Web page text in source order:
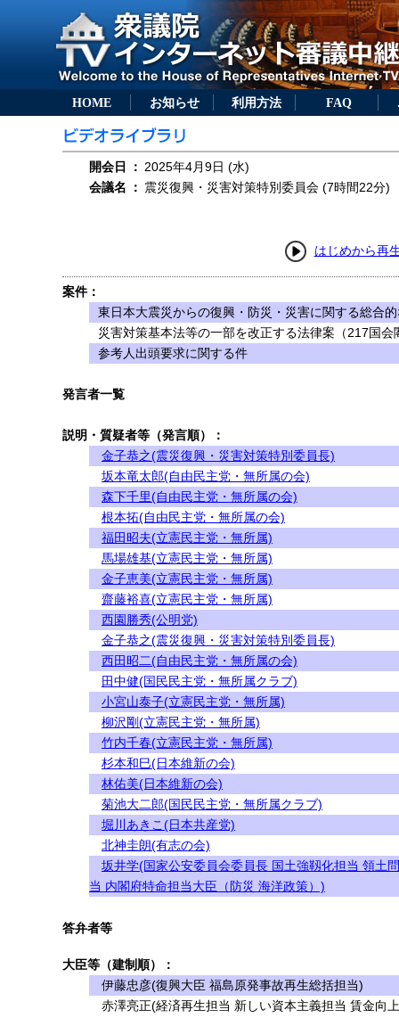
HOME お知らせ 利用方法 FAQ
開会日 ： 2025年4月9日 (水)
会議名
： 震災復興・災害対策特別委員会 (7時間22分)
はじめから再
案件：
東日本大震災からの復興・防災・災害に関する総合
災害対策基本法等の一部を改正する法律案（217国会
参考人出頭要求に関する件
発言者一覧
説明・質疑者等（発言順）：
金子恭之(震災復興・災害対策特別委員長)
坂本竜太郎(自由民主党・無所属の会)
森下千里(自由民主党・無所属の会)
根本拓(自由民主党・無所属の会)
福田昭夫(立憲民主党・無所属)
馬場雄基(立憲民主党・無所属)
金子恵美(立憲民主党・無所属)
齋藤裕喜(立憲民主党・無所属)
西園勝秀(公明党)
金子恭之(震災復興・災害対策特別委員長)
西田昭二(自由民主党・無所属の会)
田中健(国民民主党・無所属クラブ)
小宮山泰子(立憲民主党・無所属)
柳沢剛(立憲民主党・無所属)
竹内千春(立憲民主党・無所属)
杉本和巳(日本維新の会)
林佑美(日本維新の会)
菊池大二郎(国民民主党・無所属クラブ)
堀川あきこ(日本共産党)
北神圭朗(有志の会)
坂井学(国家公安委員会委員長 国土強靱化担当 領土
当 内閣府特命担当大臣（防災 海洋政策）)
答弁者等
大臣等（建制順）：
伊藤忠彦(復興大臣 福島原発事故再生総括担当)
赤澤亮正(経済再生担当 新しい資本主義担当 賃金向